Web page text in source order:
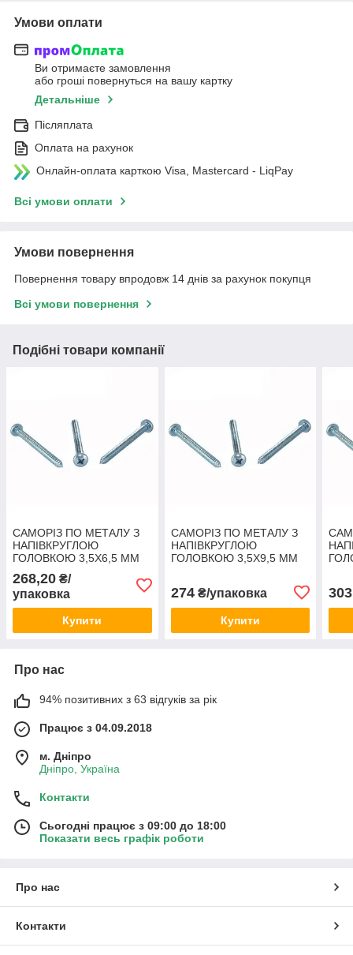
Умови оплати
Ви отримаєте замовлення
або гроші повернуться на вашу картку
Детальніше
Післяплата
Оплата на рахунок
Онлайн-оплата карткою Visa, Mastercard - LiqPay
Всі умови оплати
Умови повернення
Повернення товару впродовж 14 днів за рахунок покупця
Всі умови повернення
Подібні товари компанії
САМОРІЗ ПО МЕТАЛУ З
НАПІВКРУГЛОЮ
ГОЛОВКОЮ 3,5Х6,5 ММ
ОЦИНКОВАННИЙ
(1000шт)
268,20 ₴/
упаковка
Купити
САМОРІЗ ПО МЕТАЛУ З
НАПІВКРУГЛОЮ
ГОЛОВКОЮ 3,5Х9,5 ММ
(1000шт)
274₴/упаковка
Купити
303
Про нас
94% позитивних з 63 відгуків за рік
Працює з 04.09.2018
м. Дніпро
Дніпро, Україна
Контакти
Сьогодні працює з 09:00 до 18:00
Показати весь графік роботи
Про нас
Контакти